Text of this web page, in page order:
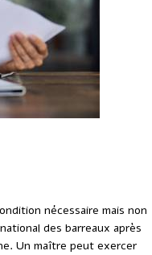
nécessaire mais non
des barreaux après
Un maître peut exercer